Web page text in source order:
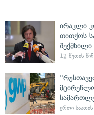
ირაკლი
თითქოს
12 წუთის წინ
ერთი საათის